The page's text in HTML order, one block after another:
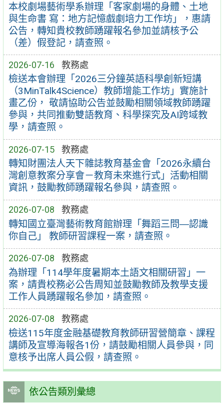
本校劇場藝術學系辦理「客家劇場的身體、土地
與生命書 寫：地方記憶戲劇培力工作坊」，惠請
公告，轉知貴校教師踴躍報名參加並請核予公
（差）假登記，請查照。
2026-07-16 教務處
檢送本會辦理「2026三分鐘英語科學創新短講
（3MinTalk4Science）教師增能工作坊」實施計
畫乙份， 敬請協助公告並鼓勵相關領域教師踴躍
參與，共同推動雙語教育、科學探究及AI跨域教
學，請查照。
2026-07-15 教務處
轉知財團法人天下雜誌教育基金會「2026永續台
灣創意教案分享會－教育未來進行式」活動相關
資訊，鼓勵教師踴躍報名參與，請查照。
2026-07-08 教務處
轉知國立臺灣藝術教育館辦理「舞蹈三問―認識
你自己」 教師研習課程一案，請查照。
2026-07-08 教務處
為辦理「114學年度暑期本土語文相關研習」一
案，請貴校務必公告周知並鼓勵教師及教學支援
工作人員踴躍報名參加，請查照。
2026-07-08 教務處
檢送115年度金融基礎教育教師研習營簡章、課程
講師及宣導海報各1份，請鼓勵相關人員參與，同
意核予出席人員公假，請查照。
依公告類別彙總